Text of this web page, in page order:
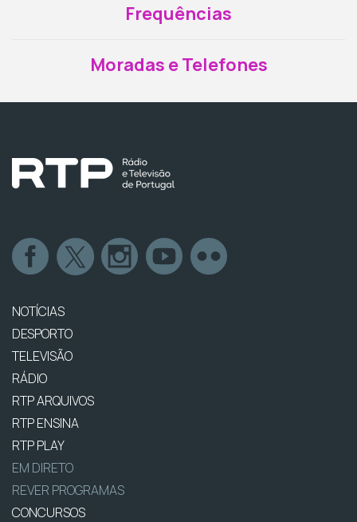
Frequências
Moradas e Telefones
NOTÍCIAS
DESPORTO
TELEVISÃO
RÁDIO
RTP ARQUIVOS
RTP ENSINA
RTP PLAY
EM DIRETO
REVER PROGRAMAS
CONCURSOS